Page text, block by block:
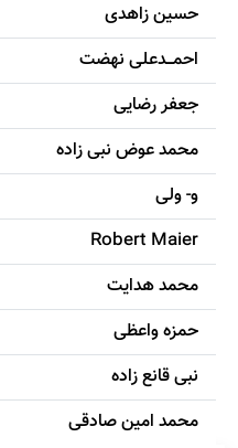
حسين زاهدی
احمـــدعلی نهضت
جعفر رضایی
محمد عوض نبی زاده
و- ولی
Robert Maier
محمد هدایت
حمزه واعظی
نبی قانع زاده
محمد امين صادقی